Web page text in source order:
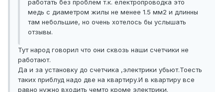
работать без проблем т.к. електропроводка это
медь с диаметром жилы не менее 1.5 мм2 и длинны
там небольшие, но очень хотелось бы услышать
отзывы.
Тут народ говорил что они сквозь наши счетчики не
работают.
Да и за установку до счетчика ,электрики убьют.Тоесть
таких приблуд надо две на квартиру.И в квартиру все
равно нужно входить чемто кроме электрики.